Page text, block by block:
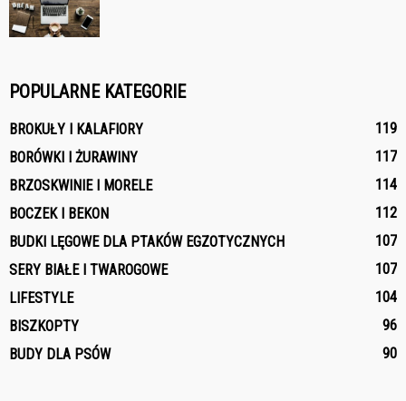
POPULARNE KATEGORIE
BROKUŁY I KALAFIORY
119
BORÓWKI I ŻURAWINY
117
BRZOSKWINIE I MORELE
114
BOCZEK I BEKON
112
BUDKI LĘGOWE DLA PTAKÓW EGZOTYCZNYCH
107
SERY BIAŁE I TWAROGOWE
107
LIFESTYLE
104
BISZKOPTY
96
BUDY DLA PSÓW
90